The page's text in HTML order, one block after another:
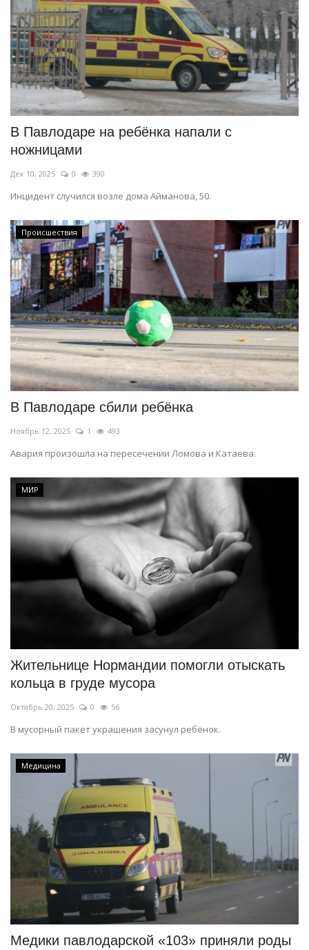
В Павлодаре на ребёнка напали с
ножницами
Дек 10, 2025 0 390
Инцидент случился возле дома Айманова, 50.
Происшествия
В Павлодаре сбили ребёнка
Ноябрь 12, 2025 1 493
Авария произошла на пересечении Ломова и Катаева.
МИР
Жительнице Нормандии помогли отыскать
кольца в груде мусора
Октябрь 20, 2025 0 56
В мусорный пакет украшения засунул ребёнок.
Медицина
Медики павлодарской «103» приняли роды